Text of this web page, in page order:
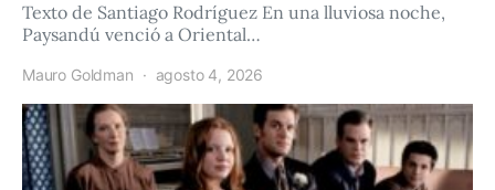
Texto de Santiago Rodríguez En una lluviosa noche,
Paysandú venció a Oriental…
Mauro Goldman agosto 4, 2026